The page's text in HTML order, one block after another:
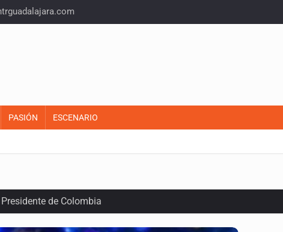
PASIÓN ESCENARIO
de Colombia
su implicación en desapariciones forzadas